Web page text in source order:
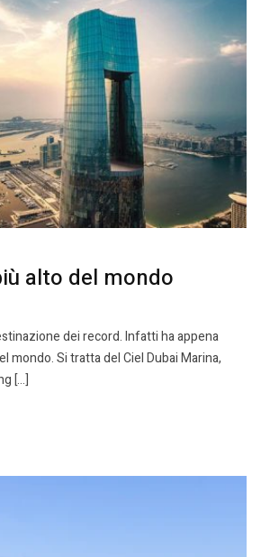
alto del mondo
dei record. Infatti ha appena
mondo. Si tratta del Ciel Dubai Marina,
[…]